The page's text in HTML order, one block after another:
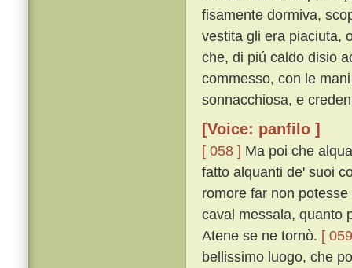
fisamente dormiva,
vestita gli era piaciuta,
che, di piú caldo disio
commesso, con le
sonnacchiosa, e
[Voice: panfilo ]
[ 058 ] Ma poi che
fatto alquanti de' suoi
romore far non
caval messala, quanto
Atene se ne tornò. [
bellissimo luogo, che